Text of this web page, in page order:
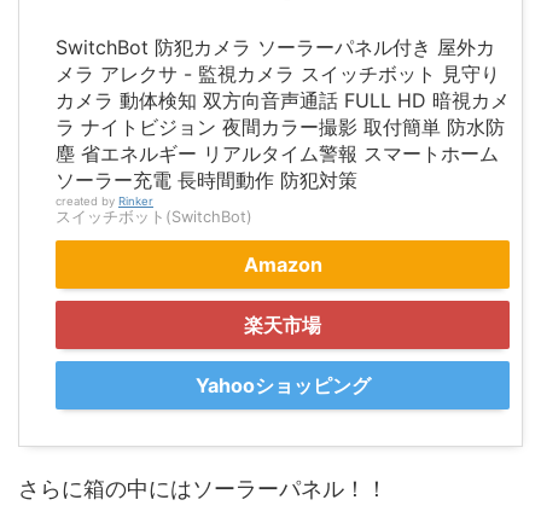
SwitchBot 防犯カメラ ソーラーパネル付き 屋外カ
メラ アレクサ - 監視カメラ スイッチボット 見守り
カメラ 動体検知 双方向音声通話 FULL HD 暗視カメ
ラ ナイトビジョン 夜間カラー撮影 取付簡単 防水防
塵 省エネルギー リアルタイム警報 スマートホーム
ソーラー充電 長時間動作 防犯対策
created by Rinker
スイッチボット(SwitchBot)
Amazon
楽天市場
Yahooショッピング
さらに箱の中にはソーラーパネル！！